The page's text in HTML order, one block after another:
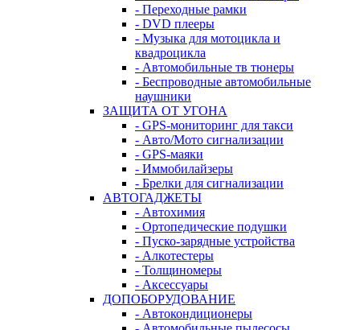
- Переходные рамки
- DVD плееры
- Музыка для мотоцикла и
квадроцикла
- Автомобильные тв тюнеры
- Беспроводные автомобильные
наушники
ЗАЩИТА ОТ УГОНА
- GPS-мониторинг для такси
- Авто/Мото сигнализации
- GPS-маяки
- Иммобилайзеры
- Брелки для сигнализации
АВТОГАДЖЕТЫ
- Автохимия
- Ортопедические подушки
- Пуско-зарядные устройства
- Алкотестеры
- Толщиномеры
- Аксессуары
ДОПОБОРУДОВАНИЕ
- Автокондиционеры